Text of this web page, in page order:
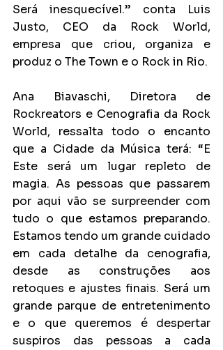
Será inesquecível.” conta Luis
Justo, CEO da Rock World,
empresa que criou, organiza e
produz o The Town e o Rock in Rio.
Ana Biavaschi, Diretora de
Rockreators e Cenografia da Rock
World, ressalta todo o encanto
que a Cidade da Música terá: “E
Este será um lugar repleto de
magia. As pessoas que passarem
por aqui vão se surpreender com
tudo o que estamos preparando.
Estamos tendo um grande cuidado
em cada detalhe da cenografia,
desde as construções aos
retoques e ajustes finais. Será um
grande parque de entretenimento
e o que queremos é despertar
suspiros das pessoas a cada